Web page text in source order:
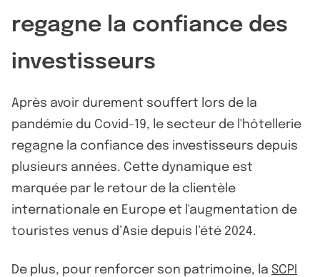
regagne la confiance des
investisseurs
Après avoir durement souffert lors de la
pandémie du Covid-19, le secteur de l'hôtellerie
regagne la confiance des investisseurs depuis
plusieurs années. Cette dynamique est
marquée par le retour de la clientèle
internationale en Europe et l'augmentation de
touristes venus d’Asie depuis l’été 2024.
De plus, pour renforcer son patrimoine, la SCPI